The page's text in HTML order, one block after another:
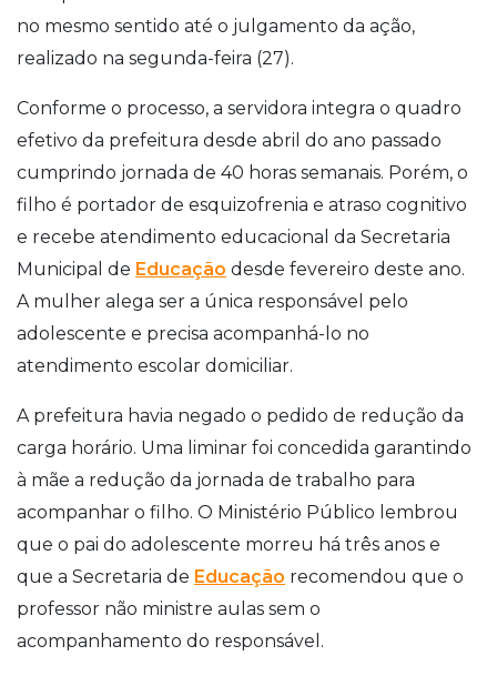
no mesmo sentido até o julgamento da ação,
realizado na segunda-feira (27).
Conforme o processo, a servidora integra o quadro
efetivo da prefeitura desde abril do ano passado
cumprindo jornada de 40 horas semanais. Porém, o
filho é portador de esquizofrenia e atraso cognitivo
e recebe atendimento educacional da Secretaria
Municipal de Educação desde fevereiro deste ano.
A mulher alega ser a única responsável pelo
adolescente e precisa acompanhá-lo no
atendimento escolar domiciliar.
A prefeitura havia negado o pedido de redução da
carga horário. Uma liminar foi concedida garantindo
à mãe a redução da jornada de trabalho para
acompanhar o filho. O Ministério Público lembrou
que o pai do adolescente morreu há três anos e
que a Secretaria de Educação recomendou que o
professor não ministre aulas sem o
acompanhamento do responsável.